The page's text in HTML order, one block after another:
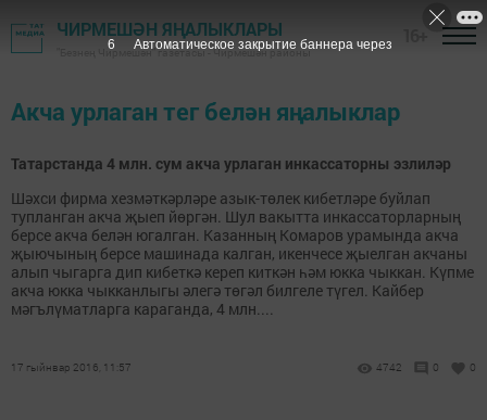
ЧИРМЕШӘН ЯҢАЛЫКЛАРЫ
"Безнең Чирмешән" газетасы - Чирмешән районы
Акча урлаган тег белән яңалыклар
Татарстанда 4 млн. сум акча урлаган инкассаторны эзлиләр
Шәхси фирма хезмәткәрләре азык-төлек кибетләре буйлап
тупланган акча җыеп йөргән. Шул вакытта инкассаторларның
берсе акча белән югалган. Казанның Комаров урамында акча
җыючының берсе машинада калган, икенчесе җыелган акчаны
алып чыгарга дип кибеткә кереп киткән һәм юкка чыккан. Күпме
акча юкка чыкканлыгы әлегә төгәл билгеле түгел. Кайбер
мәгълүматларга караганда, 4 млн....
17 гыйнвар 2016, 11:57 4742 0 0
6 Автоматическое закрытие баннера через